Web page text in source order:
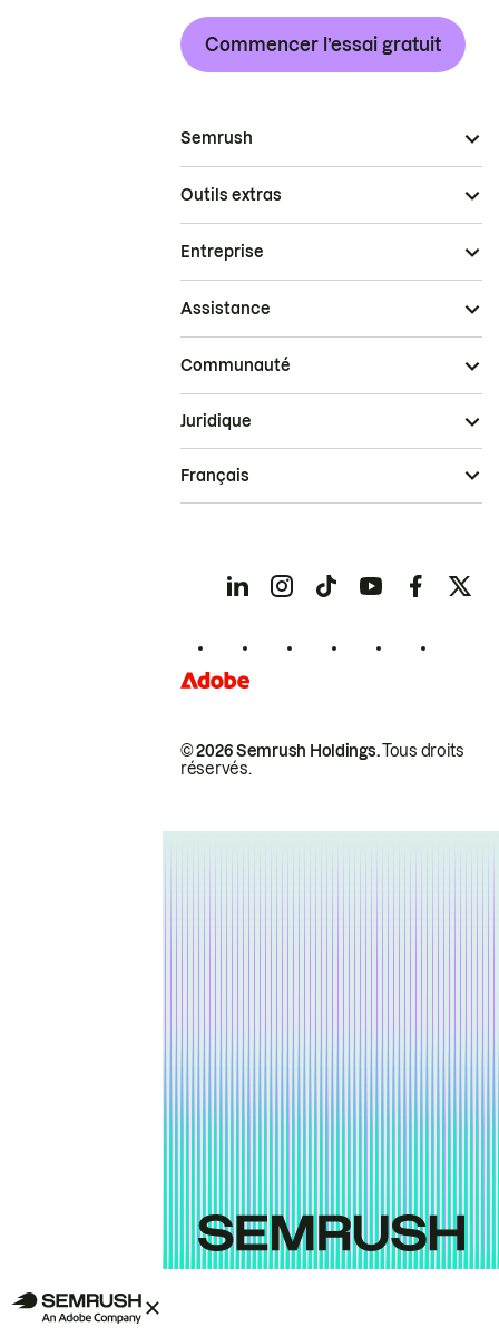
Commencer l’essai gratuit
Semrush
Outils extras
Entreprise
Assistance
Communauté
© 2026 Semrush Holdings.Tous droits
réservés.
Juridique
Français